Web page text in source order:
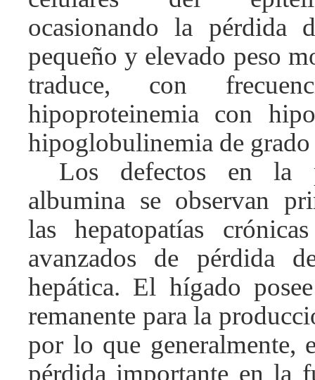
ocasionando la pérdida
pequeño y elevado peso
traduce, con
hipoproteinemia con
hipoglobulinemia de
Los defectos en la
albumina se observan
las hepatopatías
avanzados de pérdida
hepática. El hígado
remanente para la
por lo que generalmente,
pérdida importante en la